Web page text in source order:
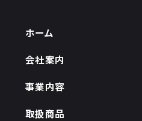
ホーム
会社案内
事業内容
取扱商品